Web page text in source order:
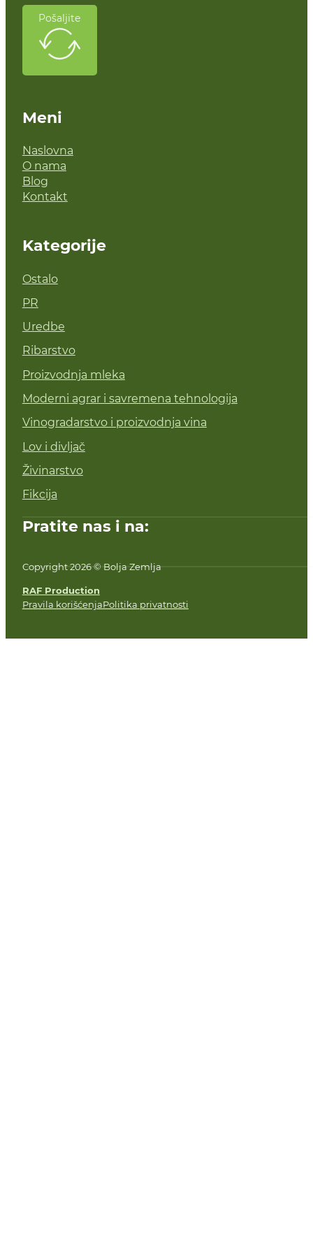
Pošaljite
Meni
Naslovna
O nama
Blog
Kontakt
Kategorije
Ostalo
PR
Uredbe
Ribarstvo
Proizvodnja mleka
Moderni agrar i savremena tehnologija
Vinogradarstvo i proizvodnja vina
Lov i divljač
Živinarstvo
Fikcija
Pratite nas i na:
Copyright 2026 © Bolja Zemlja
RAF Production
Pravila korišćenjaPolitika privatnosti